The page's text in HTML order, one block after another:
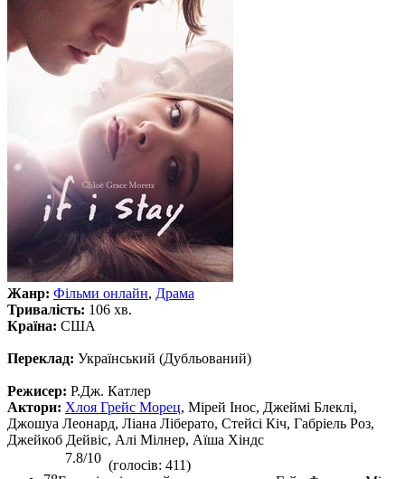
Жанр: Фільми онлайн, Драма
Тривалість: 106 хв.
Країна: США
Переклад: Український (Дубльований)
Режисер: Р.Дж. Катлер
Актори: Хлоя Грейс Морец, Мірей Інос, Джеймі Блеклі,
Джошуа Леонард, Ліана Ліберато, Стейсі Кіч, Габріель Роз,
Джейкоб Дейвіс, Алі Мілнер, Аїша Хіндс
7.8/10 (голосів: 411)